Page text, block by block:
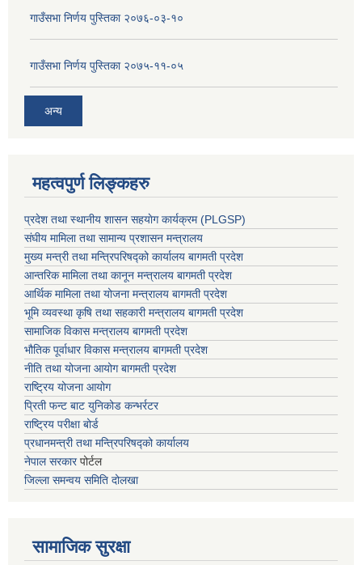
गाउँसभा निर्णय पुस्तिका २०७६-०३-१०
गाउँसभा निर्णय पुस्तिका २०७५-११-०५
अन्य
महत्वपुर्ण लिङ्कहरु
प्रदेश तथा स्थानीय शासन सहयाेग कार्यक्रम (PLGSP)
संघीय मामिला तथा सामान्य प्रशासन मन्त्रालय
मुख्य मन्त्री तथा मन्त्रिपरिषद्को कार्यालय बागमती प्रदेश
आन्तरिक मामिला तथा कानून मन्त्रालय बागमती प्रदेश
आर्थिक मामिला तथा योजना मन्त्रालय बागमती प्रदेश
भूमि व्यवस्था कृषि तथा सहकारी मन्त्रालय बागमती प्रदेश
सामाजिक विकास मन्त्रालय बागमती प्रदेश
भौतिक पूर्वाधार विकास मन्त्रालय बागमती प्रदेश
नीति तथा योजना आयोग बागमती प्रदेश
राष्ट्रिय योजना आयोग
प्रिती फन्ट बाट युनिकोड कन्भर्रटर
राष्ट्रिय परीक्षा बोर्ड
प्रधानमन्त्री तथा मन्त्रिपरिषद्को कार्यालय
नेपाल सरकारपोर्टल
जिल्ला समन्वय समिति दोलखा
सामाजिक सुरक्षा